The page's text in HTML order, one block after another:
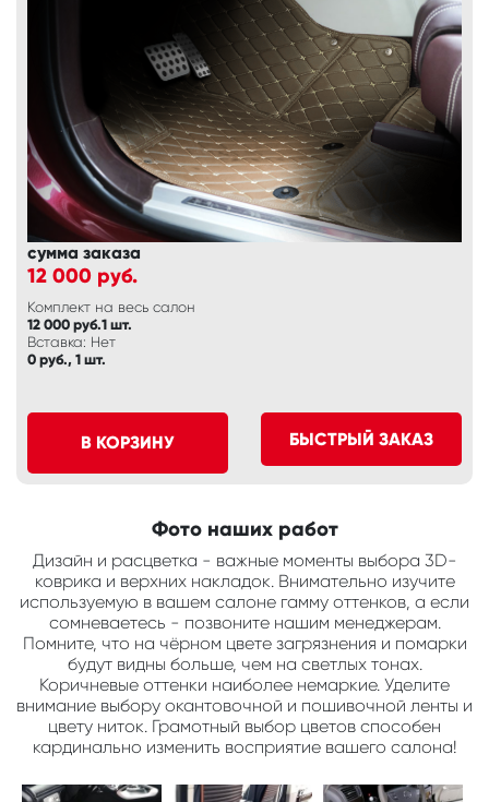
сумма заказа
12 000 руб.
Комплект на весь салон
12 000 руб.1 шт.
Вставка: Нет
0 руб., 1 шт.
В КОРЗИНУ БЫСТРЫЙ ЗАКАЗ
Фото наших работ
Дизайн и расцветка - важные моменты выбора 3D-
коврика и верхних накладок. Внимательно изучите
используемую в вашем салоне гамму оттенков, а если
сомневаетесь - позвоните нашим менеджерам.
Помните, что на чёрном цвете загрязнения и помарки
будут видны больше, чем на светлых тонах.
Коричневые оттенки наиболее немаркие. Уделите
внимание выбору окантовочной и пошивочной ленты и
цвету ниток. Грамотный выбор цветов способен
кардинально изменить восприятие вашего салона!